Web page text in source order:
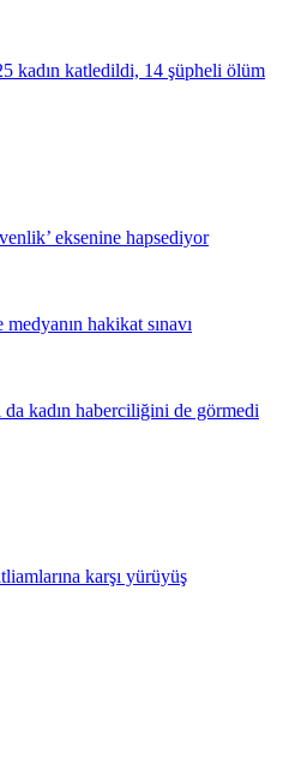
kadın katledildi, 14 şüpheli ölüm
eksenine hapsediyor
hakikat sınavı
da kadın haberciliğini de görmedi
karşı yürüyüş